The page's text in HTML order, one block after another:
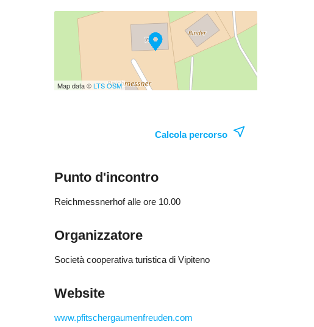
Map data ©LTS OSM
Calcola percorso
Punto d'incontro
Reichmessnerhof alle ore 10.00
Organizzatore
Società cooperativa turistica di Vipiteno
Website
www.pfitschergaumenfreuden.com